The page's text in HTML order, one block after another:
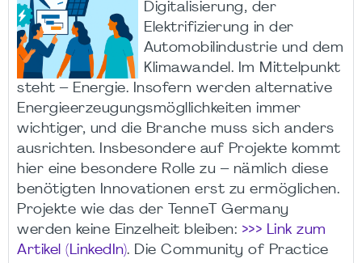
Digitalisierung, der
Elektrifizierung in der
Automobilindustrie und dem
Klimawandel. Im Mittelpunkt
steht – Energie. Insofern werden alternative
Energieerzeugungsmögllichkeiten immer
wichtiger, und die Branche muss sich anders
ausrichten. Insbesondere auf Projekte kommt
hier eine besondere Rolle zu – nämlich diese
benötigten Innovationen erst zu ermöglichen.
Projekte wie das der TenneT Germany
werden keine Einzelheit bleiben: >>> Link zum
Artikel (LinkedIn). Die Community of Practice